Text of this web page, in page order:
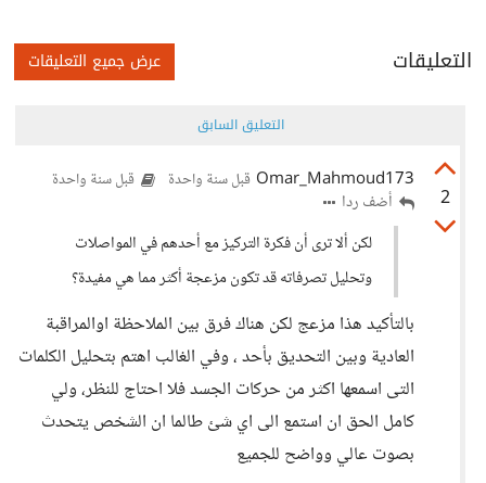
التعليقات عرض جميع التعليقات
التعليق السابق
2
Omar_Mahmoud173 قبل سنة واحدة قبل سنة واحدة
أضف ردا
لكن ألا ترى أن فكرة التركيز مع أحدهم في المواصلات
وتحليل تصرفاته قد تكون مزعجة أكثر مما هي مفيدة؟
بالتأكيد هذا مزعج لكن هناك فرق بين الملاحظة اوالمراقبة
العادية وبين التحديق بأحد ، وفي الغالب اهتم بتحليل الكلمات
التى اسمعها اكثر من حركات الجسد فلا احتاج للنظر، ولي
كامل الحق ان استمع الى اي شئ طالما ان الشخص يتحدث
بصوت عالي وواضح للجميع